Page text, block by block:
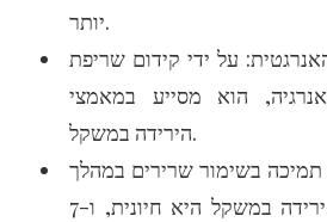
יותר.
על ידי קידום שריפת
הוא מסייע במאמצי
הירידה במשקל.
בשימור שרירים במהלך
ירידה במשקל היא חיונית, ו-7-Keto DHEA עוזר